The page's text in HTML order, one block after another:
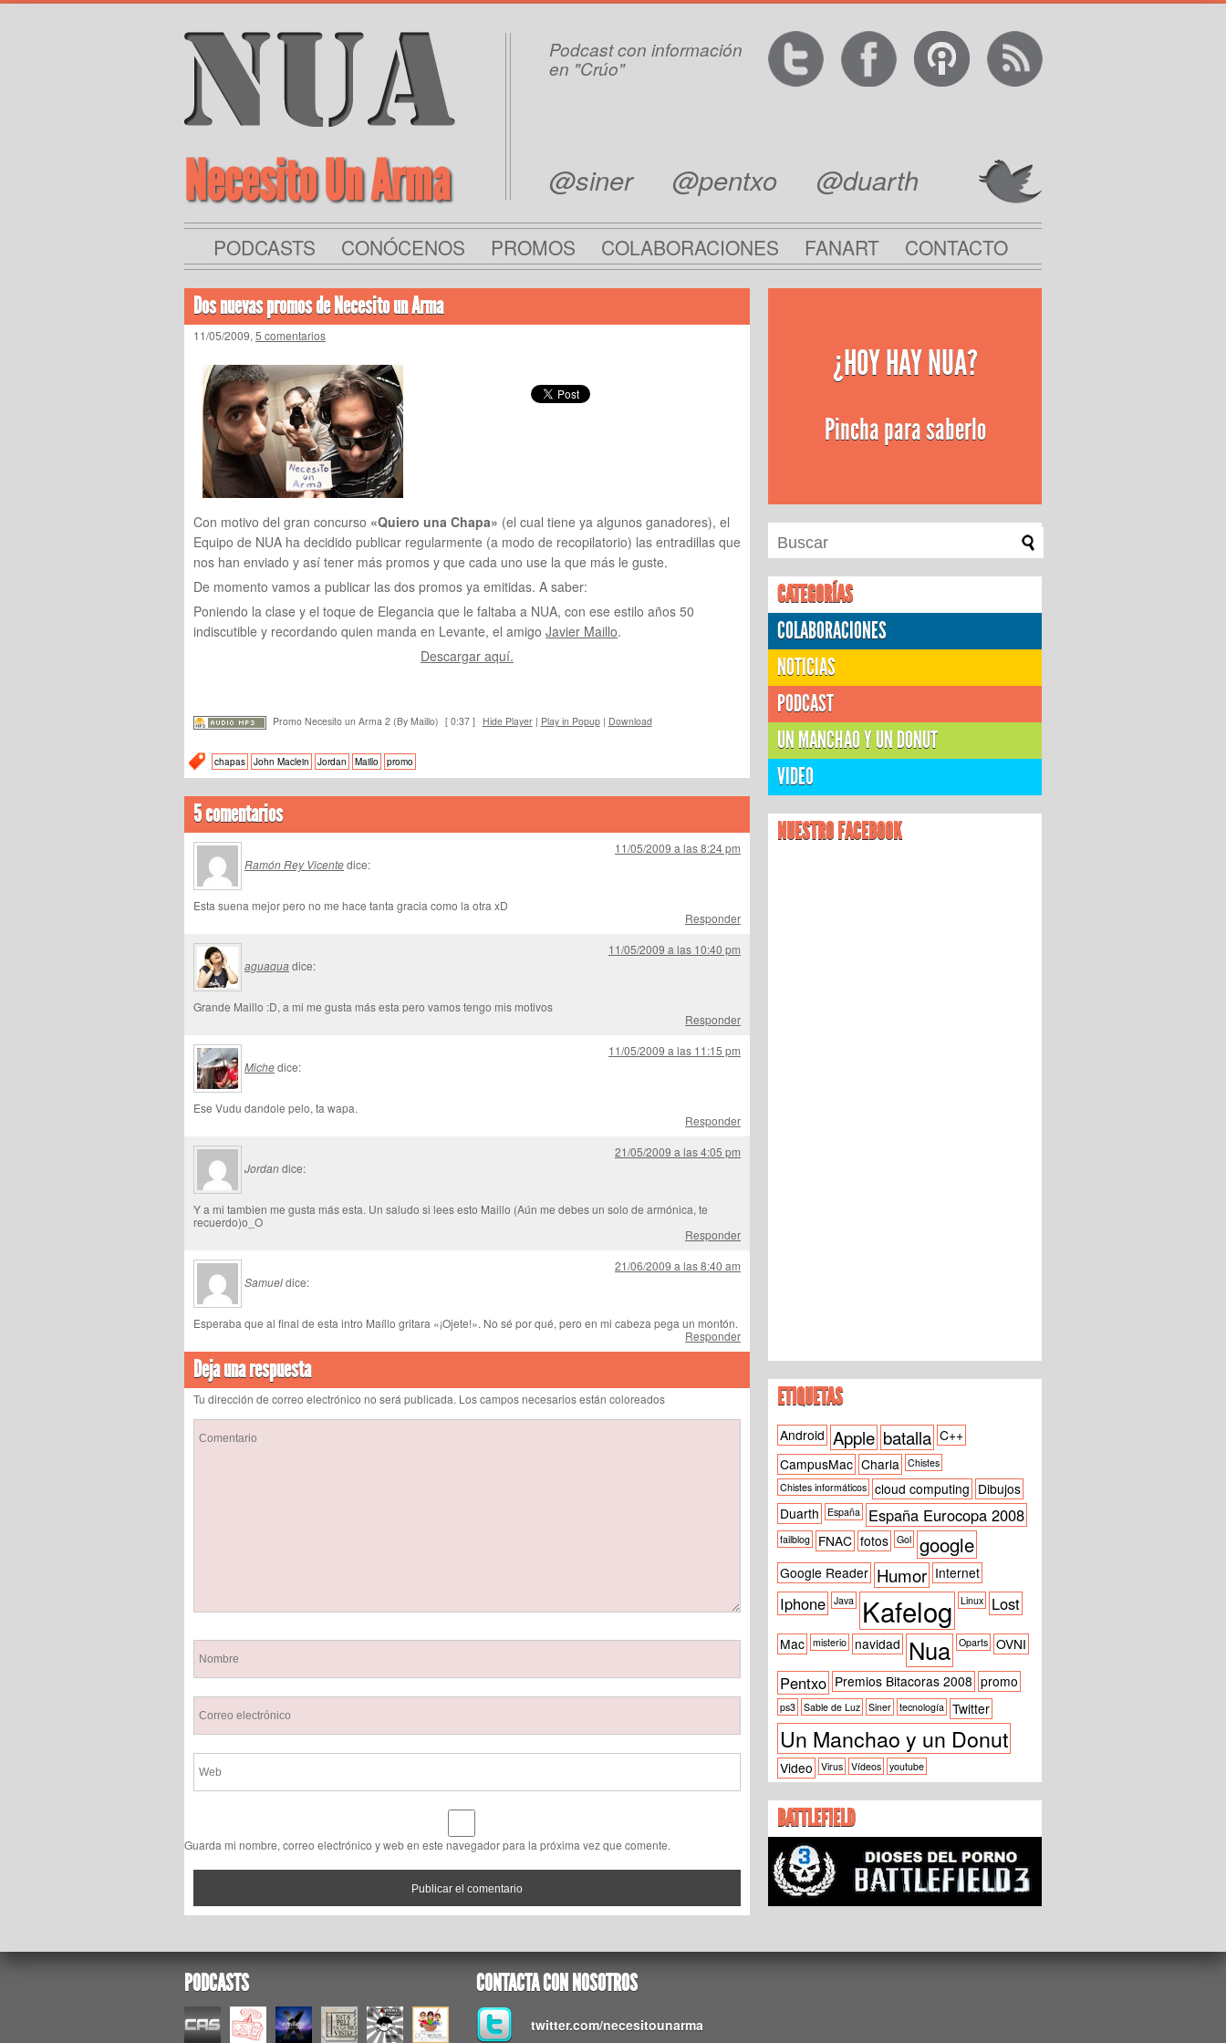
Necesito Un Arma
Podcast con información
en "Crúo"
@siner @pentxo @duarth
PODCASTS CONÓCENOS PROMOS COLABORACIONES FANART CONTACTO
Dos nuevas promos de Necesito un Arma
11/05/2009, 5 comentarios
Con motivo del gran concurso «Quiero una Chapa» (el cual tiene ya algunos ganadores), el
Equipo de NUA ha decidido publicar regularmente (a modo de recopilatorio) las entradillas que
nos han enviado y así tener más promos y que cada uno use la que más le guste.
De momento vamos a publicar las dos promos ya emitidas. A saber:
Poniendo la clase y el toque de Elegancia que le faltaba a NUA, con ese estilo años 50
indiscutible y recordando quien manda en Levante, el amigo Javier Maillo.
Descargar aquí.
Promo Necesito un Arma 2 (By Maillo) [ 0:37 ] Hide Player| Play in Popup| Download
chapas John Maclein Jordan Maillo promo
5 comentarios
Ramón Rey Vicentedice:
11/05/2009 a las 8:24 pm
Esta suena mejor pero no me hace tanta gracia como la otra xD
Responder
aguaqua dice:
11/05/2009 a las 10:40 pm
Grande Maillo :D, a mi me gusta más esta pero vamos tengo mis motivos
Responder
Michedice:
11/05/2009 a las 11:15 pm
Ese Vudu dandole pelo, ta wapa.
Responder
Jordandice:
21/05/2009 a las 4:05 pm
Y a mi tambien me gusta más esta. Un saludo si lees esto Maillo (Aún me debes un solo de armónica, te
recuerdo)o_O
Responder
Samueldice:
21/06/2009 a las 8:40 am
Esperaba que al final de esta intro Maíllo gritara «¡Ojete!». No sé por qué, pero en mi cabeza pega un montón.
Responder
Deja una respuesta
Tu dirección de correo electrónico no será publicada. Los campos necesarios están coloreados
Guarda mi nombre, correo electrónico y web en este navegador para la próxima vez que comente.
¿HOY HAY NUA?
Pincha para saberlo
CATEGORÍAS
COLABORACIONES
NOTICIAS
PODCAST
UN MANCHAO Y UN DONUT
VIDEO
NUESTRO FACEBOOK
ETIQUETAS
Android Apple batalla C++
CampusMac Charla Chistes
Chistes informáticos cloud computing Dibujos
Duarth
España España Eurocopa 2008
failblog FNAC fotos Gol google
Google Reader Humor Internet
Iphone Java Kafelog Linux Lost
Mac misterio navidad Nua Oparts OVNI
Pentxo Premios Bitacoras 2008 promo
ps3 Sable de Luz Siner tecnología Twitter
Un Manchao y un Donut
Video Virus Vídeos youtube
BATTLEFIELD
PODCASTS CONTACTA CON NOSOTROS
twitter.com/necesitounarma